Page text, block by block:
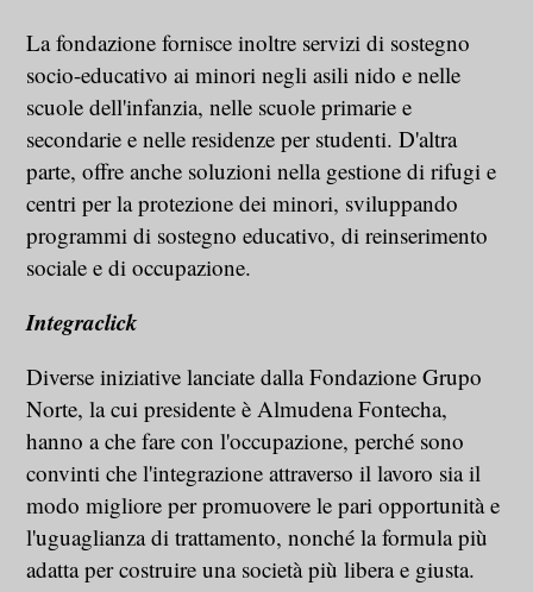
La fondazione fornisce inoltre servizi di sostegno
socio-educativo ai minori negli asili nido e nelle
scuole dell'infanzia, nelle scuole primarie e
secondarie e nelle residenze per studenti. D'altra
parte, offre anche soluzioni nella gestione di rifugi e
centri per la protezione dei minori, sviluppando
programmi di sostegno educativo, di reinserimento
sociale e di occupazione.
Integraclick
Diverse iniziative lanciate dalla Fondazione Grupo
Norte, la cui presidente è Almudena Fontecha,
hanno a che fare con l'occupazione, perché sono
convinti che l'integrazione attraverso il lavoro sia il
modo migliore per promuovere le pari opportunità e
l'uguaglianza di trattamento, nonché la formula più
adatta per costruire una società più libera e giusta.